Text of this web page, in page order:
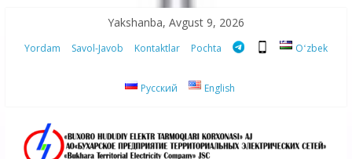
content
Yakshanba, Avgust 9, 2026
Yordam Savol-Javob Kontaktlar Pochta Oʻzbek
Русский English